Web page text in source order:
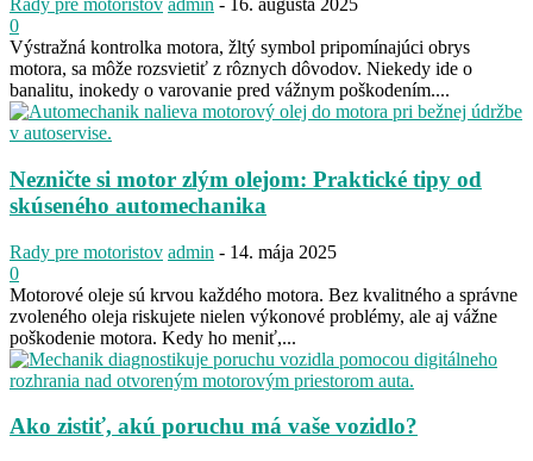
Rady pre motoristov admin - 16. augusta 2025
0
Výstražná kontrolka motora, žltý symbol pripomínajúci obrys
motora, sa môže rozsvietiť z rôznych dôvodov. Niekedy ide o
banalitu, inokedy o varovanie pred vážnym poškodením....
Nezničte si motor zlým olejom: Praktické tipy od
skúseného automechanika
Rady pre motoristov admin - 14. mája 2025
0
Motorové oleje sú krvou každého motora. Bez kvalitného a správne
zvoleného oleja riskujete nielen výkonové problémy, ale aj vážne
poškodenie motora. Kedy ho meniť,...
Ako zistiť, akú poruchu má vaše vozidlo?